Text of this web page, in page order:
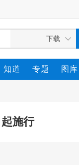
知道 专题 图库
施行